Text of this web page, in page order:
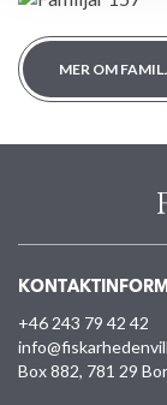
MER OM
+46 243 79 42 42
Box 882, 781 29